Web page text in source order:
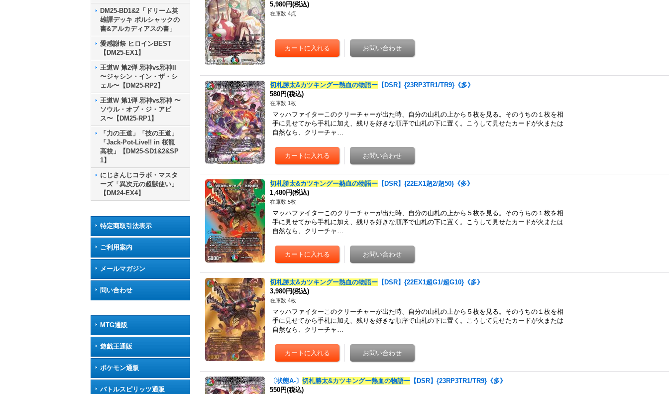
DM25-BD1&2「ドリーム英
雄譚デッキ ボルシャックの
書&アルカディアスの書」
愛感謝祭 ヒロインBEST
【DM25-EX1】
王道W 第2弾 邪神vs邪神II
〜ジャシン・イン・ザ・シ
ェル〜【DM25-RP2】
王道W 第1弾 邪神vs邪神 〜
ソウル・オブ・ジ・アビ
ス〜【DM25-RP1】
「力の王道」「技の王道」
「Jack-Pot-Live!! in 桜龍
高校」【DM25-SD1&2&SP
1】
にじさんじコラボ・マスタ
ーズ「異次元の超獣使い」
【DM24-EX4】
特定商取引法表示
ご利用案内
メールマガジン
問い合わせ
MTG通販
遊戯王通販
ポケモン通販
バトルスピリッツ通販
5,980円(税込)
在庫数 4点
切札勝太&カツキングー熱血の物語ー 【DSR】{23RP3TR1/TR9}《多》
580円(税込)
在庫数 1枚
マッハファイターこのクリーチャーが出た時、自分の山札の上から５枚を見る。そのうちの１枚を相
手に見せてから手札に加え、残りを好きな順序で山札の下に置く。こうして見せたカードが火または
自然なら、クリーチャ…
切札勝太&カツキングー熱血の物語ー 【DSR】{22EX1超2/超50}《多》
1,480円(税込)
在庫数 5枚
マッハファイターこのクリーチャーが出た時、自分の山札の上から５枚を見る。そのうちの１枚を相
手に見せてから手札に加え、残りを好きな順序で山札の下に置く。こうして見せたカードが火または
自然なら、クリーチャ…
切札勝太&カツキングー熱血の物語ー 【DSR】{22EX1超G1/超G10}《多》
3,980円(税込)
在庫数 4枚
マッハファイターこのクリーチャーが出た時、自分の山札の上から５枚を見る。そのうちの１枚を相
手に見せてから手札に加え、残りを好きな順序で山札の下に置く。こうして見せたカードが火または
自然なら、クリーチャ…
〔状態A-〕 切札勝太&カツキングー熱血の物語ー 【DSR】{23RP3TR1/TR9}《多》
550円(税込)